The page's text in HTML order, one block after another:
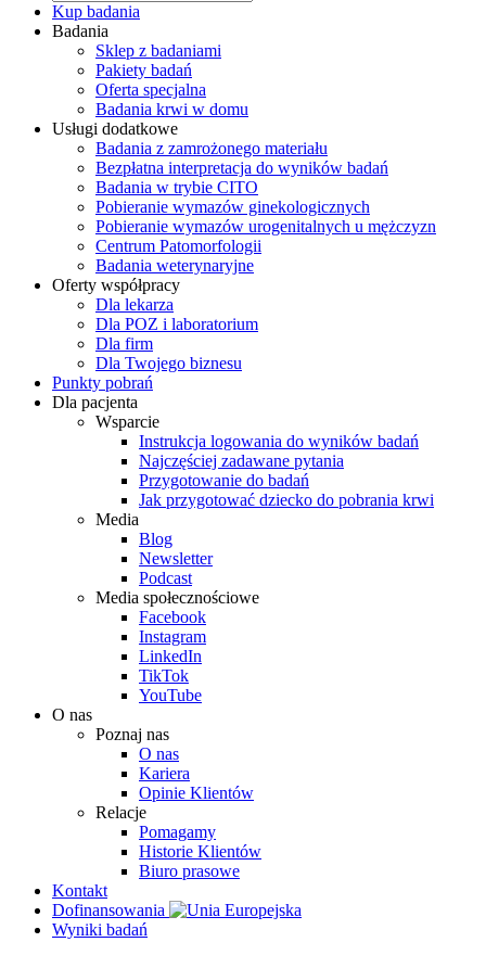
Kup badania
Badania
Sklep z badaniami
Pakiety badań
Oferta specjalna
Badania krwi w domu
Usługi dodatkowe
Badania z zamrożonego materiału
Bezpłatna interpretacja do wyników badań
Badania w trybie CITO
Pobieranie wymazów ginekologicznych
Pobieranie wymazów urogenitalnych u mężczyzn
Centrum Patomorfologii
Badania weterynaryjne
Oferty współpracy
Dla lekarza
Dla POZ i laboratorium
Dla firm
Dla Twojego biznesu
Punkty pobrań
Dla pacjenta
Wsparcie
Instrukcja logowania do wyników badań
Najczęściej zadawane pytania
Przygotowanie do badań
Jak przygotować dziecko do pobrania krwi
Media
Blog
Newsletter
Podcast
Media społecznościowe
Facebook
Instagram
LinkedIn
TikTok
YouTube
O nas
Poznaj nas
O nas
Kariera
Opinie Klientów
Relacje
Pomagamy
Historie Klientów
Biuro prasowe
Kontakt
Dofinansowania
Wyniki badań